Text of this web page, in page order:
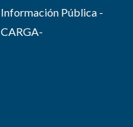
Información Pública -
CARGA-